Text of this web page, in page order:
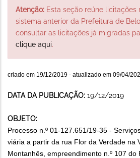
Atenção: Esta seção reúne licitações
sistema anterior da Prefeitura de
consultar as licitações já migradas
clique aqui.
criado em 19/12/2019 - atualizado em 09/04/
DATA DA PUBLICAÇÃO: 19/12/2019
OBJETO:
Processo n.º 01-127.651/19-35 -
viária a partir da rua Flor da Verdade na
Montanhês, empreendimento n.º 107 do